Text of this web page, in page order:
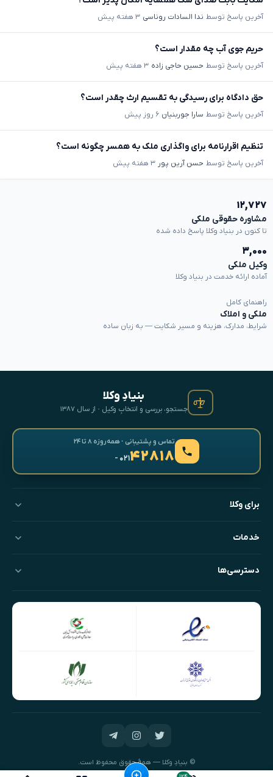
آخرین پاسخ توسط ندا السادات روناسی ۳ هفته پیش
حریم جوی آب چه مقدار است؟
آخرین پاسخ توسط حسین حاجی زاده ۳ هفته پیش
حق دادگاه برای رسیدگی به تقسیم ارث چقدر است؟
آخرین پاسخ توسط سارا جوربنیان ۶ روز پیش
تنظیم اقرارنامه برای واگذاری ملک به همسر چگونه است؟
آخرین پاسخ توسط حسن آرین پور ۳ هفته پیش
۱۲,۷۲۷
مشاوره حقوقی ملکی
تا کنون در بنیاد وکلا پاسخ داده شده
۳,۰۰۰
وکیل ملکی
آماده ارائه خدمت در بنیاد وکلا
راهنمای کامل
ملکی و املاک
شرایط، مدارک، هزینه و مسیر شکایت — به زبان ساده
بنیادِ وکلا
جستجو، بررسی و انتخابِ وکیل · از سال ۱۳۸۷
تماس و پشتیبانی · همه‌روزه ۸ تا ۲۴
۴۲۸۱۸- ۰۲۱
برای وکلا
خدمات
دسترسی‌ها
© بنیادِ وکلا — همهٔ حقوق محفوظ است.